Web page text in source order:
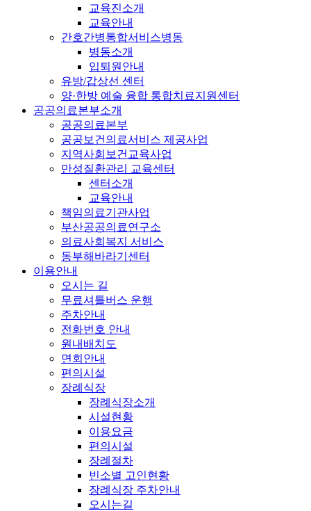
교육진소개
교육안내
간호간병통합서비스병동
병동소개
입퇴원안내
유방/갑상선 센터
양·한방 예술 융합 통합치료지원센터
공공의료본부소개
공공의료본부
공공보건의료서비스 제공사업
지역사회보건교육사업
만성질환관리 교육센터
센터소개
교육안내
책임의료기관사업
부산공공의료연구소
의료사회복지 서비스
동부해바라기센터
이용안내
오시는 길
무료셔틀버스 운행
주차안내
전화번호 안내
원내배치도
면회안내
편의시설
장례식장
장례식장소개
시설현황
이용요금
편의시설
장례절차
빈소별 고인현황
장례식장 주차안내
오시는길